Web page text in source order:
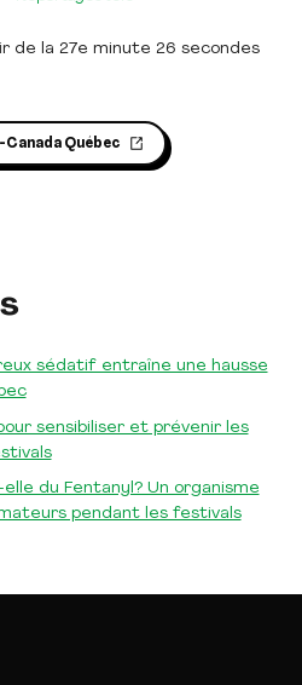
de la 27e minute 26 secondes
Québec
sédatif entraîne une hausse
sensibiliser et prévenir les
du Fentanyl? Un organisme
pendant les festivals